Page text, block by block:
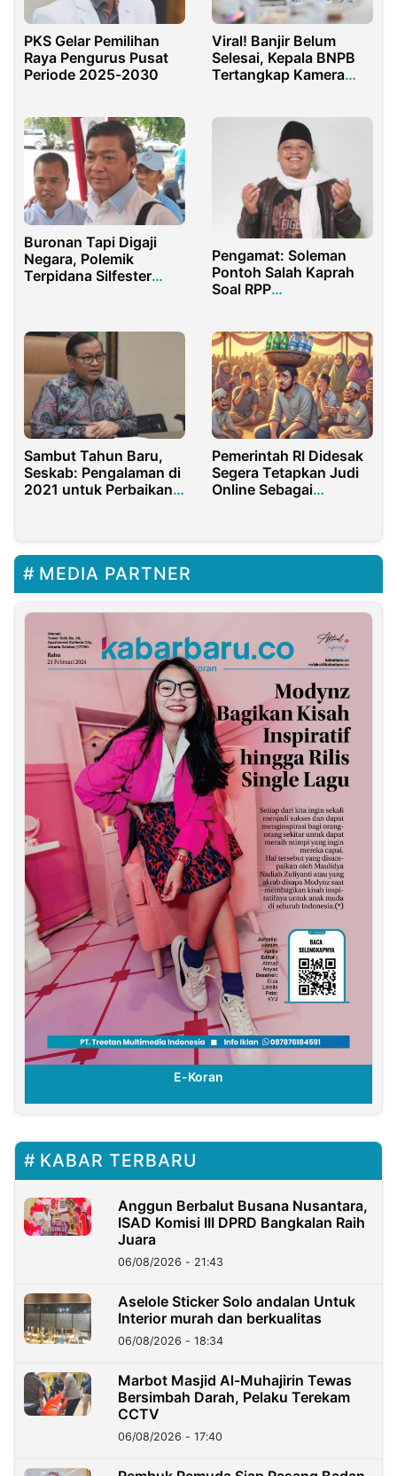
PKS Gelar Pemilihan
Raya Pengurus Pusat
Periode 2025-2030
Viral! Banjir Belum
Selesai, Kepala BNPB
Tertangkap Kamera
Buronan Tapi Digaji
Negara, Polemik
Terpidana Silfester
Pengamat: Soleman
Pontoh Salah Kaprah
Soal RPP
Sambut Tahun Baru,
Seskab: Pengalaman di
2021 untuk Perbaikan
Pemerintah RI Didesak
Segera Tetapkan Judi
Online Sebagai
MEDIA PARTNER
E-Koran
KABAR TERBARU
Anggun Berbalut Busana Nusantara,
ISAD Komisi III DPRD Bangkalan Raih
Juara
06/08/2026 - 21:43
Aselole Sticker Solo andalan Untuk
Interior murah dan berkualitas
06/08/2026 - 18:34
Marbot Masjid Al-Muhajirin Tewas
Bersimbah Darah, Pelaku Terekam
CCTV
06/08/2026 - 17:40